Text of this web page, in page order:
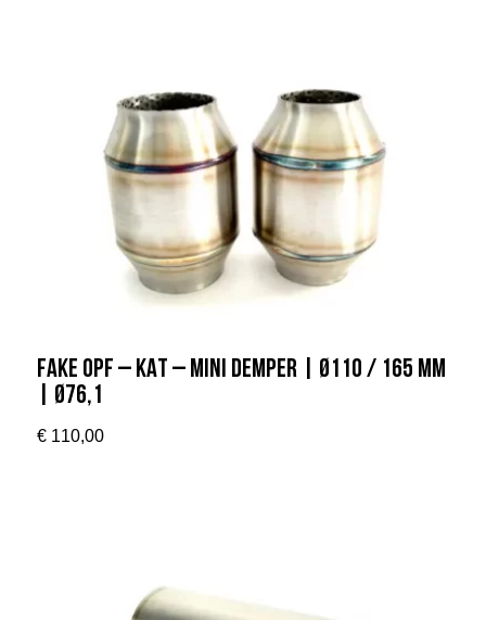
Fake OPF – KAT – Mini Demper | Ø110 / 165 mm
| Ø76,1
€110,00